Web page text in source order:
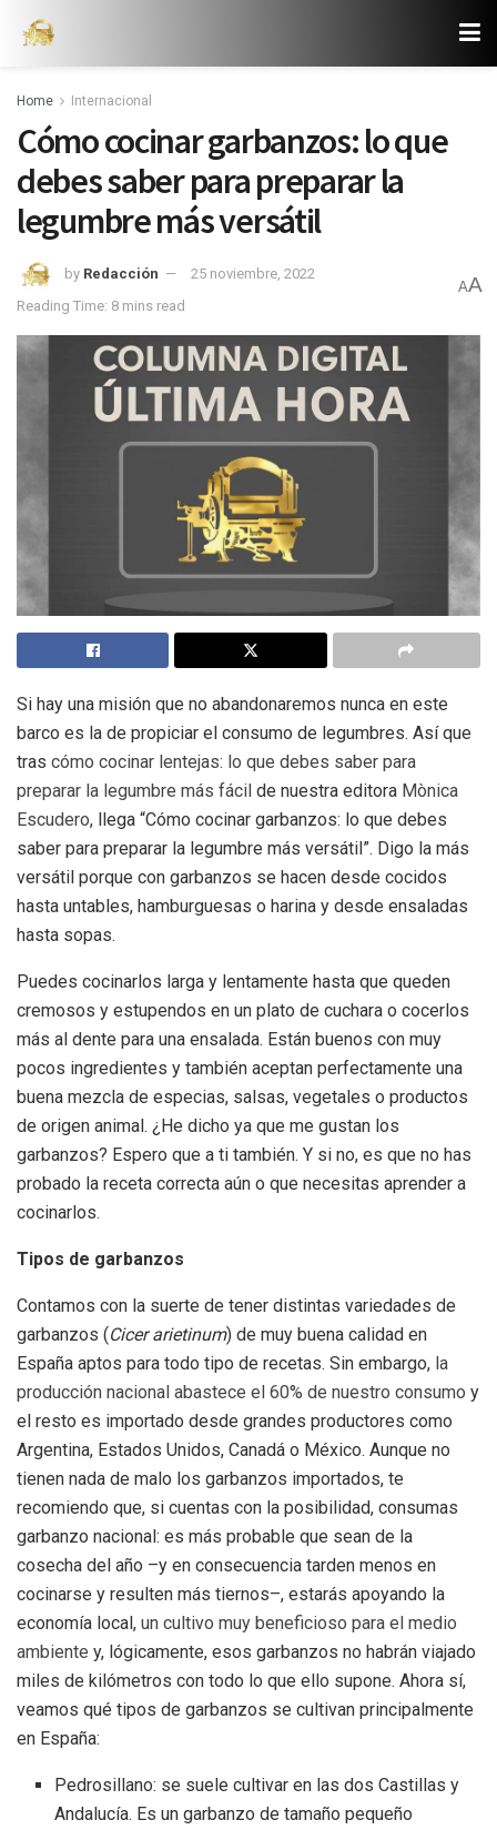
Home Internacional
Cómo cocinar garbanzos: lo que
debes saber para preparar la
legumbre más versátil
by Redacción
25 noviembre, 2022
Reading Time: 8 mins read
AA
Si hay una misión que no abandonaremos nunca en este
barco es la de propiciar el consumo de legumbres. Así que
tras cómo cocinar lentejas: lo que debes saber para
preparar la legumbre más fácil de nuestra editora Mònica
Escudero, llega “Cómo cocinar garbanzos: lo que debes
saber para preparar la legumbre más versátil”. Digo la más
versátil porque con garbanzos se hacen desde cocidos
hasta untables, hamburguesas o harina y desde ensaladas
hasta sopas.
Puedes cocinarlos larga y lentamente hasta que queden
cremosos y estupendos en un plato de cuchara o cocerlos
más al dente para una ensalada. Están buenos con muy
pocos ingredientes y también aceptan perfectamente una
buena mezcla de especias, salsas, vegetales o productos
de origen animal. ¿He dicho ya que me gustan los
garbanzos? Espero que a ti también. Y si no, es que no has
probado la receta correcta aún o que necesitas aprender a
cocinarlos.
Tipos de garbanzos
Contamos con la suerte de tener distintas variedades de
garbanzos (Cicer arietinum) de muy buena calidad en
España aptos para todo tipo de recetas. Sin embargo, la
producción nacional abastece el 60% de nuestro consumo y
el resto es importado desde grandes productores como
Argentina, Estados Unidos, Canadá o México. Aunque no
tienen nada de malo los garbanzos importados, te
recomiendo que, si cuentas con la posibilidad, consumas
garbanzo nacional: es más probable que sean de la
cosecha del año –y en consecuencia tarden menos en
cocinarse y resulten más tiernos–, estarás apoyando la
economía local, un cultivo muy beneficioso para el medio
ambiente y, lógicamente, esos garbanzos no habrán viajado
miles de kilómetros con todo lo que ello supone. Ahora sí,
veamos qué tipos de garbanzos se cultivan principalmente
en España:
Pedrosillano: se suele cultivar en las dos Castillas y
Andalucía. Es un garbanzo de tamaño pequeño